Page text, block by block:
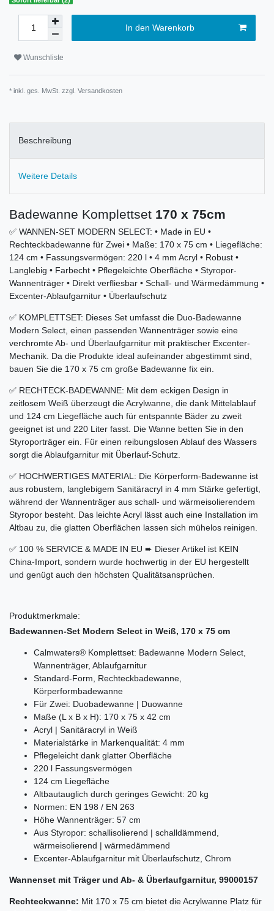
In den Warenkorb
Wunschliste
* inkl. ges. MwSt. zzgl. Versandkosten
Beschreibung
Weitere Details
Badewanne Komplettset 170 x 75cm
✅ WANNEN-SET MODERN SELECT: • Made in EU •
Rechteckbadewanne für Zwei • Maße: 170 x 75 cm • Liegefläche:
124 cm • Fassungsvermögen: 220 l • 4 mm Acryl • Robust •
Langlebig • Farbecht • Pflegeleichte Oberfläche • Styropor-
Wannenträger • Direkt verfliesbar • Schall- und Wärmedämmung •
Excenter-Ablaufgarnitur • Überlaufschutz
✅ KOMPLETTSET: Dieses Set umfasst die Duo-Badewanne
Modern Select, einen passenden Wannenträger sowie eine
verchromte Ab- und Überlaufgarnitur mit praktischer Excenter-
Mechanik. Da die Produkte ideal aufeinander abgestimmt sind,
bauen Sie die 170 x 75 cm große Badewanne fix ein.
✅ RECHTECK-BADEWANNE: Mit dem eckigen Design in
zeitlosem Weiß überzeugt die Acrylwanne, die dank Mittelablauf
und 124 cm Liegefläche auch für entspannte Bäder zu zweit
geeignet ist und 220 Liter fasst. Die Wanne betten Sie in den
Styroporträger ein. Für einen reibungslosen Ablauf des Wassers
sorgt die Ablaufgarnitur mit Überlauf-Schutz.
✅ HOCHWERTIGES MATERIAL: Die Körperform-Badewanne ist
aus robustem, langlebigem Sanitäracryl in 4 mm Stärke gefertigt,
während der Wannenträger aus schall- und wärmeisolierendem
Styropor besteht. Das leichte Acryl lässt auch eine Installation im
Altbau zu, die glatten Oberflächen lassen sich mühelos reinigen.
✅ 100 % SERVICE & MADE IN EU ➨ Dieser Artikel ist KEIN
China-Import, sondern wurde hochwertig in der EU hergestellt
und genügt auch den höchsten Qualitätsansprüchen.
Produktmerkmale:
Badewannen-Set Modern Select in Weiß, 170 x 75 cm
Calmwaters® Komplettset: Badewanne Modern Select,
Wannenträger, Ablaufgarnitur
Standard-Form, Rechteckbadewanne,
Körperformbadewanne
Für Zwei: Duobadewanne | Duowanne
Maße (L x B x H): 170 x 75 x 42 cm
Acryl | Sanitäracryl in Weiß
Materialstärke in Markenqualität: 4 mm
Pflegeleicht dank glatter Oberfläche
220 l Fassungsvermögen
124 cm Liegefläche
Altbautauglich durch geringes Gewicht: 20 kg
Normen: EN 198 / EN 263
Höhe Wannenträger: 57 cm
Aus Styropor: schallisolierend | schalldämmend,
wärmeisolierend | wärmedämmend
Excenter-Ablaufgarnitur mit Überlaufschutz, Chrom
Wannenset mit Träger und Ab- & Überlaufgarnitur, 99000157
Rechteckwanne: Mit 170 x 75 cm bietet die Acrylwanne Platz für